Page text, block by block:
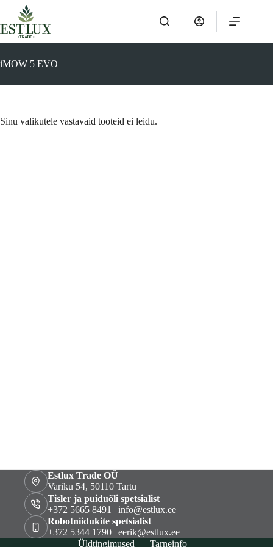
content
iMOW 5 EVO
Sinu valikutele vastavaid tooteid ei leidu.
Estlux Trade OÜ
Variku 54, 50110 Tartu
Tisler ja puiduõli spetsialist
+372 5665 8491 | info@estlux.ee
Robotniidukite spetsialist
+372 5344 1790 | eerik@estlux.ee
Üldtingimused
Tarneinfo